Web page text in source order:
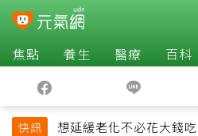
焦點 養生 醫療 百科
快訊
想延緩老化不必花大錢